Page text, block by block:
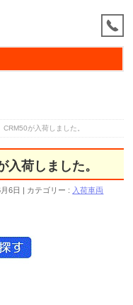
が入荷しました。
荷しました。
6日 カテゴリー : 入荷車両